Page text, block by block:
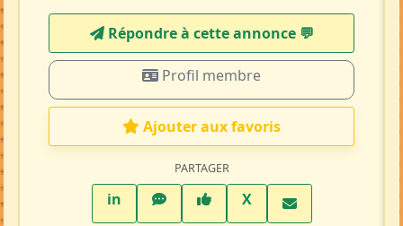
Répondre à cette annonce 💬​
Profil membre
Ajouter aux favoris
PARTAGER
inLinkedInWhatsAppFacebook
XTwitter X